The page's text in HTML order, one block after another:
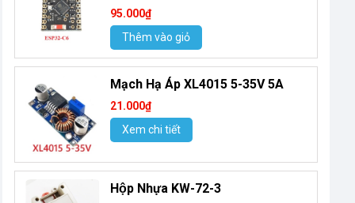
95.000₫
Thêm vào giỏ
Mạch Hạ Áp XL4015 5-35V 5A
21.000₫
Xem chi tiết
Hộp Nhựa KW-72-3